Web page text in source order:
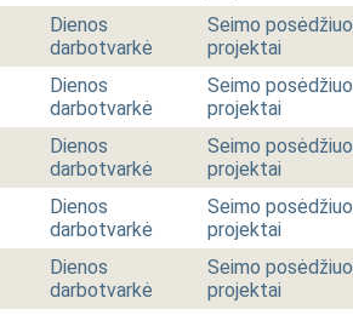
Dienos
darbotvarkė
Seimo
projektai
Dienos
darbotvarkė
Seimo
projektai
Dienos
darbotvarkė
Seimo
projektai
Dienos
darbotvarkė
Seimo
projektai
Dienos
darbotvarkė
Seimo
projektai